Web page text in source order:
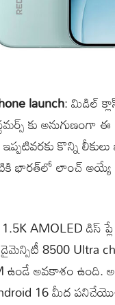
launch: మిడిల్
కు
కొన్ని
భారత్‌లో లాంచ్
AMOLED డిస్
8500
ఉండే అవకాశం ఉంది.
16 మీద